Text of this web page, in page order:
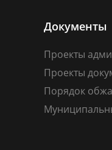
Документы
Проекты
Проекты
Порядок